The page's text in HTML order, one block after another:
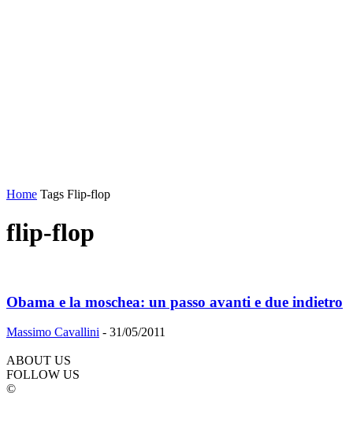
Home Tags Flip-flop
flip-flop
Obama e la moschea: un passo avanti e due indietro
Massimo Cavallini - 31/05/2011
ABOUT US
FOLLOW US
©